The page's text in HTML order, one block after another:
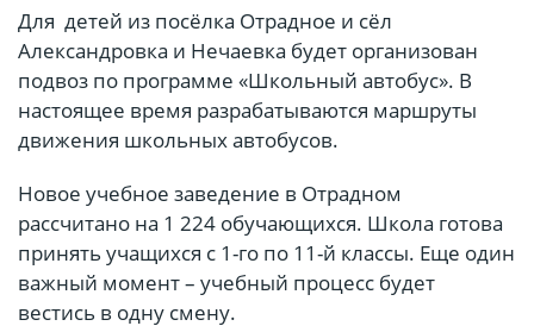
Для детей из посёлка Отрадное и сёл
Александровка и Нечаевка будет организован
подвоз по программе «Школьный автобус». В
настоящее время разрабатываются маршруты
движения школьных автобусов.
Новое учебное заведение в Отрадном
рассчитано на 1 224 обучающихся. Школа готова
принять учащихся с 1-го по 11-й классы. Еще один
важный момент – учебный процесс будет
вестись в одну смену.